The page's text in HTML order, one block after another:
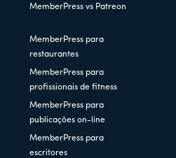
MemberPress vs Patreon
MemberPress para
restaurantes
MemberPress para
profissionais de fitness
MemberPress para
publicações on-line
MemberPress para
escritores